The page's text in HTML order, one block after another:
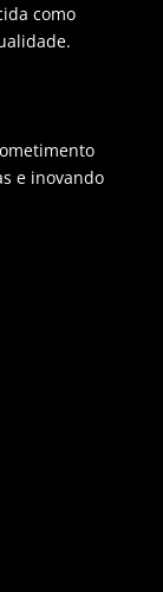
como
e inovando